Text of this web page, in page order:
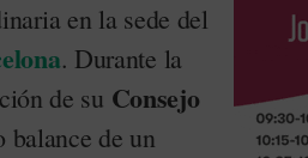
en la sede del
. Durante la
de su Consejo
de un